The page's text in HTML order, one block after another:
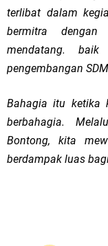
terlibat dalam
bermitra
mendatang.
pengembangan
Bahagia itu ketika
berbahagia.
Bontong, kita
berdampak luas